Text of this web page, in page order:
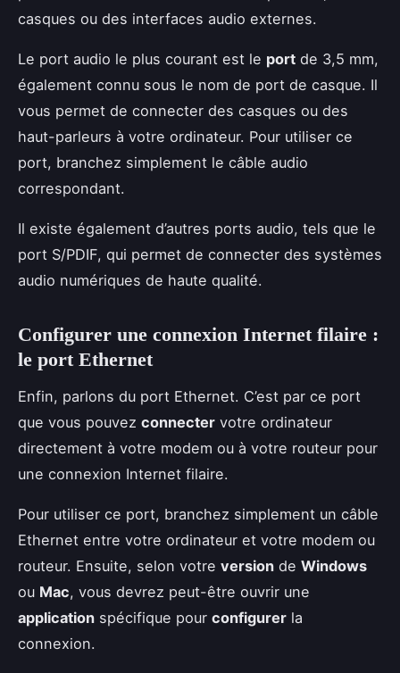
casques ou des interfaces audio externes.
Le port audio le plus courant est le port de 3,5 mm,
également connu sous le nom de port de casque. Il
vous permet de connecter des casques ou des
haut-parleurs à votre ordinateur. Pour utiliser ce
port, branchez simplement le câble audio
correspondant.
Il existe également d’autres ports audio, tels que le
port S/PDIF, qui permet de connecter des systèmes
audio numériques de haute qualité.
Configurer une connexion Internet filaire :
le port Ethernet
Enfin, parlons du port Ethernet. C’est par ce port
que vous pouvez connecter votre ordinateur
directement à votre modem ou à votre routeur pour
une connexion Internet filaire.
Pour utiliser ce port, branchez simplement un câble
Ethernet entre votre ordinateur et votre modem ou
routeur. Ensuite, selon votre version de Windows
ou Mac, vous devrez peut-être ouvrir une
application spécifique pour configurer la
connexion.